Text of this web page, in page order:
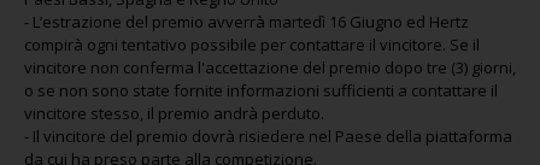
- L’estrazione del premio avverrà martedì 16 Giugno ed Hertz
compirà ogni tentativo possibile per contattare il vincitore. Se il
vincitore non conferma l'accettazione del premio dopo tre (3) giorni,
o se non sono state fornite informazioni sufficienti a contattare il
vincitore stesso, il premio andrà perduto.
- Il vincitore del premio dovrà risiedere nel Paese della piattaforma
da cui ha preso parte alla competizione.